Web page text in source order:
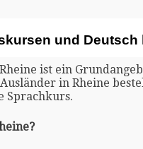
und
ist ein
in Rheine
Sprachkurs.